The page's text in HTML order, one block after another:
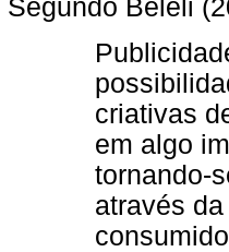
Segundo Beleli
criativas
em algo
tornando-
através